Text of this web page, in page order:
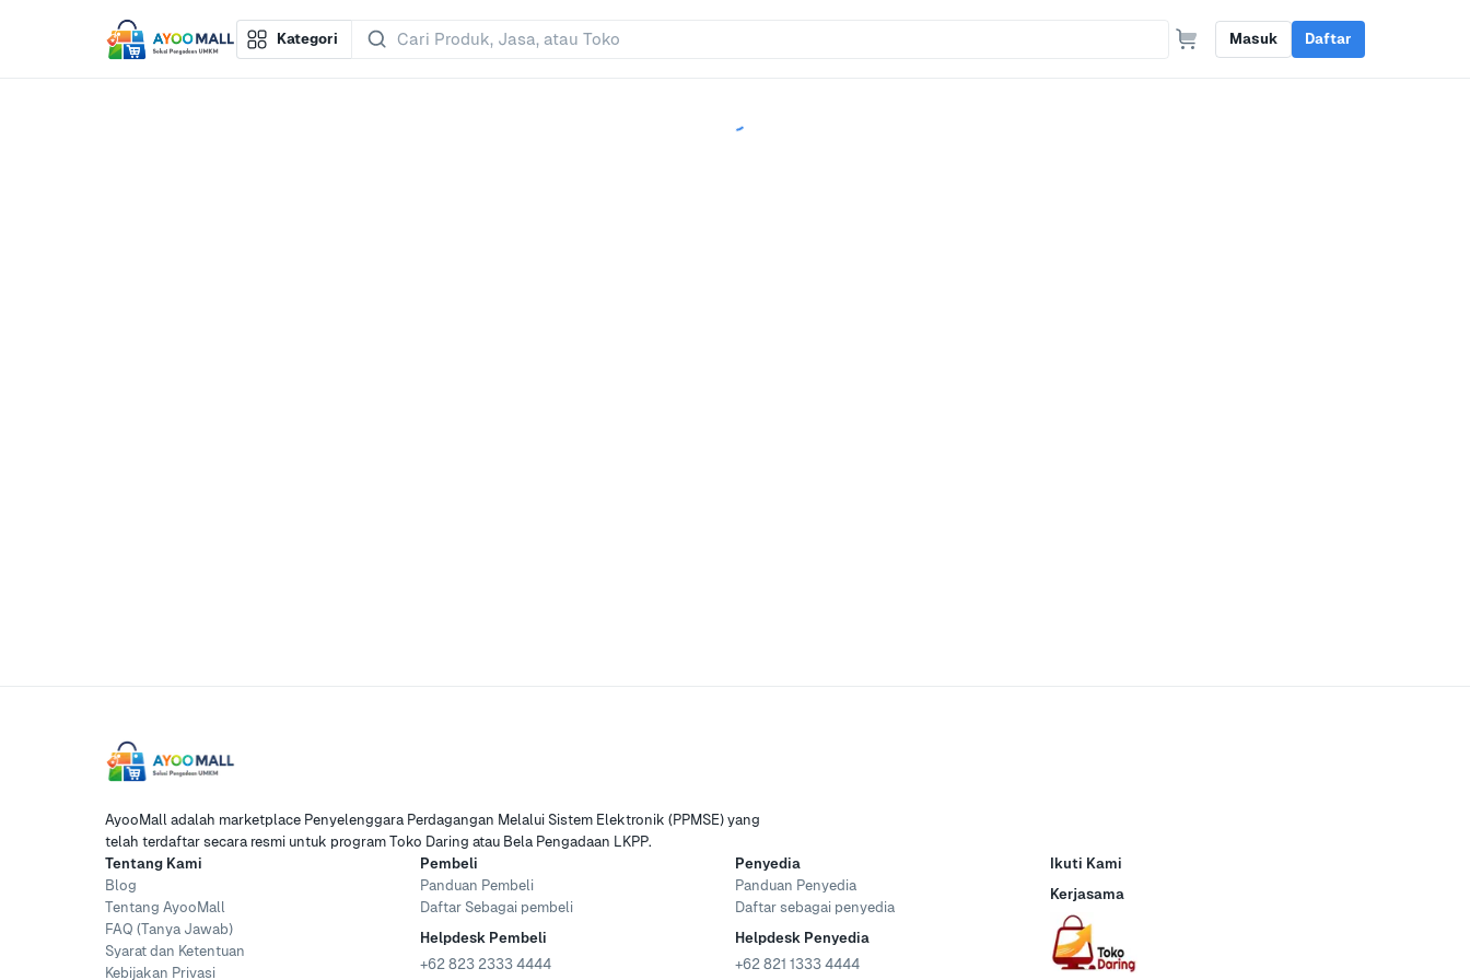
Kategori Masuk Daftar
AyooMall adalah marketplace Penyelenggara Perdagangan Melalui Sistem Elektronik (PPMSE) yang
telah terdaftar secara resmi untuk program Toko Daring atau Bela Pengadaan LKPP.
Tentang Kami
Blog
Tentang AyooMall
FAQ (Tanya Jawab)
Syarat dan Ketentuan
Kebijakan Privasi
Pembeli
Panduan Pembeli
Daftar Sebagai pembeli
Helpdesk Pembeli
+62 823 2333 4444
Penyedia
Panduan Penyedia
Daftar sebagai penyedia
Helpdesk Penyedia
+62 821 1333 4444
Ikuti Kami
Kerjasama